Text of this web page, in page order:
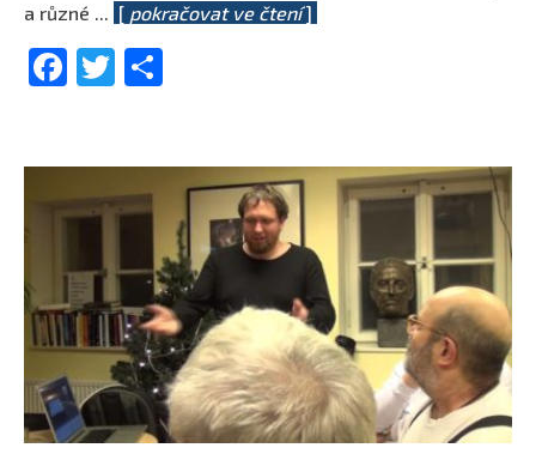
a různé ... [ pokračovat ve čtení]
Facebook
Twitter